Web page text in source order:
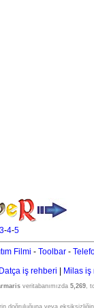
-4-5
Filmi - Toolbar -
Datça iş rehberi Milas iş
veritabanımızda 5,269,
doğruluğuna veya